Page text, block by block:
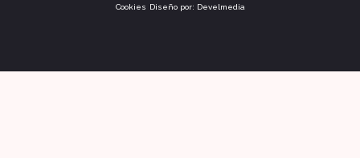
Cookies Diseño por: Develmedia